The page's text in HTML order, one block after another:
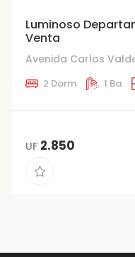
Luminoso
Venta
Avenida Carlos
2 Dorm 1 Ba
UF 2.850